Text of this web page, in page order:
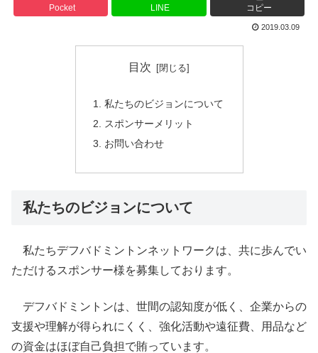
Pocket LINE コピー
2019.03.09
目次
私たちのビジョンについて
スポンサーメリット
お問い合わせ
私たちのビジョンについて
私たちデフバドミントンネットワークは、共に歩んでい
ただけるスポンサー様を募集しております。
デフバドミントンは、世間の認知度が低く、企業からの
支援や理解が得られにくく、強化活動や遠征費、用品など
の資金はほぼ自己負担で賄っています。